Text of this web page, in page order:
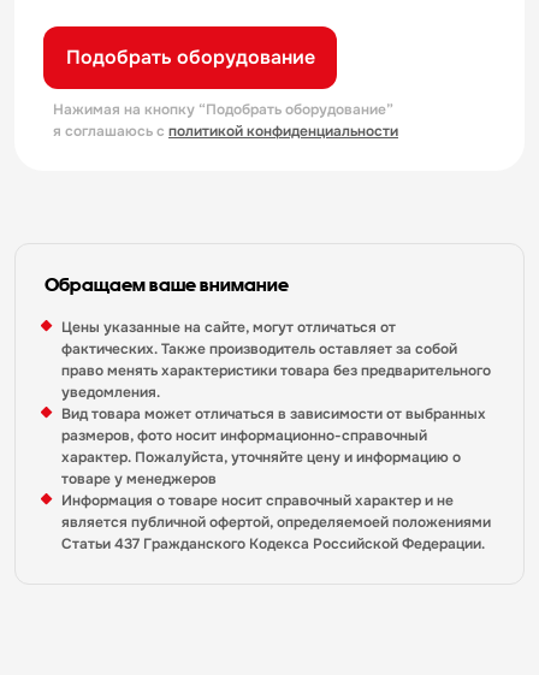
Подобрать оборудование
Нажимая на кнопку “Подобрать оборудование”
я соглашаюсь с политикой конфиденциальности
Обращаем ваше внимание
Цены указанные на сайте, могут отличаться от
фактических. Также производитель оставляет за собой
право менять характеристики товара без предварительного
уведомления.
Вид товара может отличаться в зависимости от выбранных
размеров, фото носит информационно-справочный
характер. Пожалуйста, уточняйте цену и информацию о
товаре у менеджеров
Информация о товаре носит справочный характер и не
является публичной офертой, определяемоей положениями
Статьи 437 Гражданского Кодекса Российской Федерации.